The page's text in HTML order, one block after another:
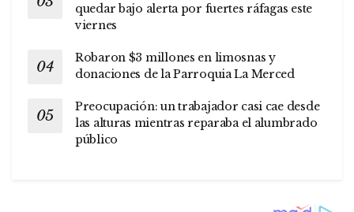
quedar bajo alerta por fuertes ráfagas este
viernes
Robaron $3 millones en limosnas y
donaciones de la Parroquia La Merced
Preocupación: un trabajador casi cae desde
las alturas mientras reparaba el alumbrado
público